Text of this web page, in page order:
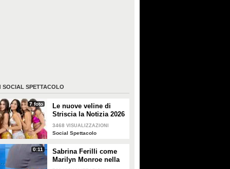
SOCIAL SPETTACOLO
7 foto
Le nuove veline di
Striscia la Notizia 2026
3468 VISUALIZZAZIONI
Social Spettacolo
0:11
Sabrina Ferilli come
Marilyn Monroe nella